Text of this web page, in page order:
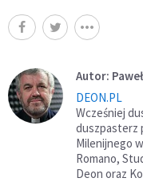
Autor:
DEON.PL
Wcześniej
duszpasterz
Milenijnego
Romano,
Deon oraz